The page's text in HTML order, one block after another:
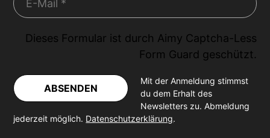
Dieses Formular ist durch Aimy Captcha-Less
Form Guard geschützt.
ABSENDEN
Mit der Anmeldung stimmst
du dem Erhalt des
Newsletters zu. Abmeldung
jederzeit möglich. Datenschutzerklärung.